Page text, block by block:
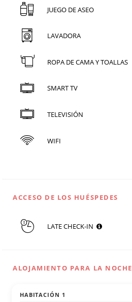
JUEGO DE ASEO
LAVADORA
ROPA DE CAMA Y TOALLAS
SMART TV
TELEVISIÓN
WIFI
ACCESO DE LOS HUÉSPEDES
LATE CHECK-IN
ALOJAMIENTO PARA LA NOCHE
HABITACIÓN 1